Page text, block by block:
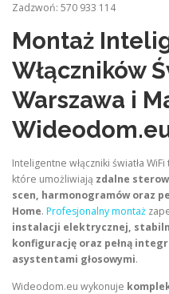
Zadzwoń: 570 933 114
Montaż
Włączników
Warszawa i
Inteligentne włączniki światła
które umożliwiają zdalne
scen, harmonogramów oraz
Home. Profesjonalny montaż
instalacji elektrycznej,
konfigurację oraz pełną
asystentami głosowymi.
Wideodom.eu wykonuje